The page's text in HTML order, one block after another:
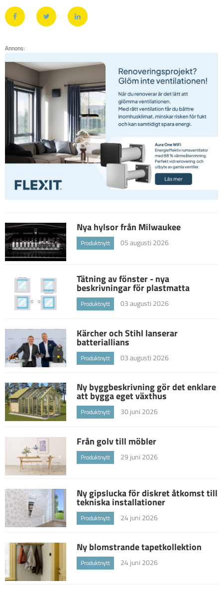
Annons:
Nya hylsor från Milwaukee
Produktnytt 05 augusti 2026
Tätning av fönster - nya
beskrivningar för plastmatta
Produktnytt 03 augusti 2026
Kärcher och Stihl lanserar
batteriallians
Produktnytt 03 augusti 2026
Ny byggbeskrivning gör det enklare
att bygga eget växthus
Produktnytt 30 juni 2026
Från golv till möbler
Produktnytt 29 juni 2026
Ny gipslucka för diskret åtkomst till
tekniska installationer
Produktnytt 24 juni 2026
Ny blomstrande tapetkollektion
Produktnytt 24 juni 2026